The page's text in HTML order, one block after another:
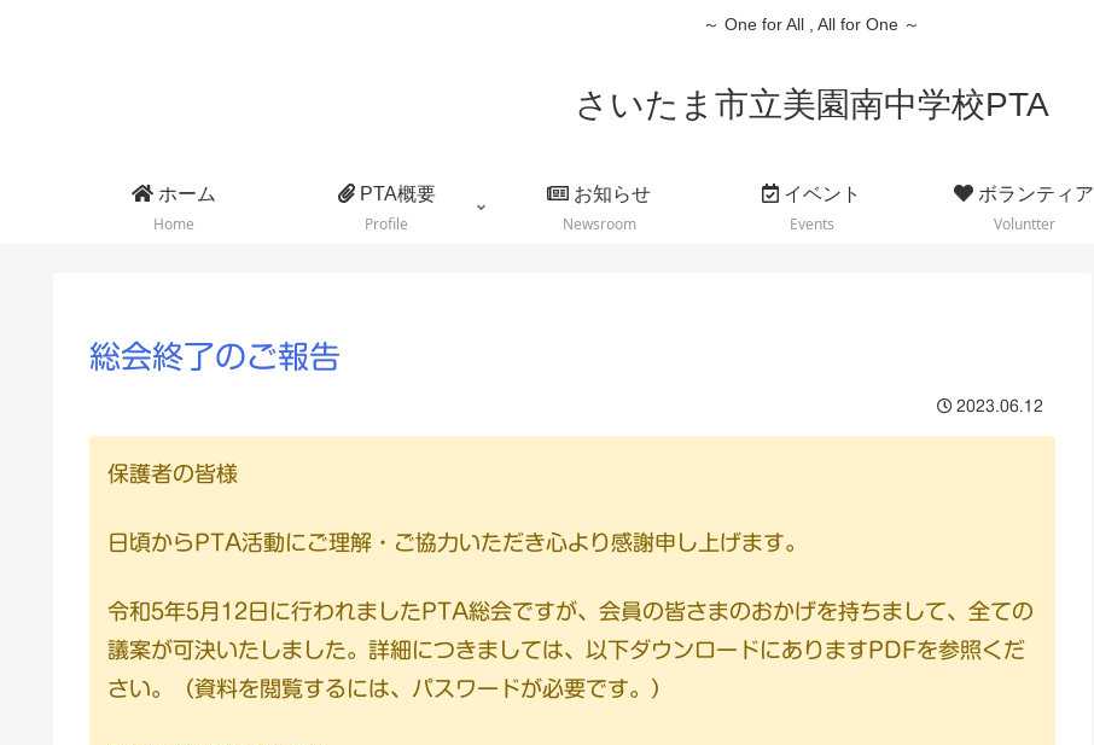
～ One for All , All for One ～
さいたま市立美園南中学校PTA
ホーム
Home
PTA概要
Profile
お知らせ
Newsroom
イベント
Events
ボランティア
Voluntter
総会終了のご報告
2023.06.12
保護者の皆様
日頃からPTA活動にご理解・ご協力いただき心より感謝申し上げます。
令和5年5月12日に行われましたPTA総会ですが、会員の皆さまのおかげを持ちまして、全ての
議案が可決いたしました。詳細につきましては、以下ダウンロードにありますPDFを参照くだ
さい。（資料を閲覧するには、パスワードが必要です。）